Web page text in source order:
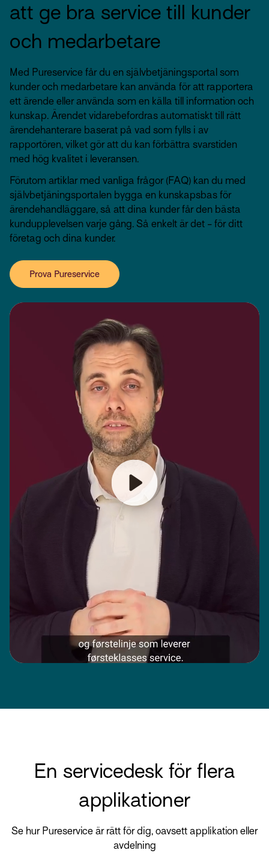
att ge bra service till kunder
och medarbetare
Med Pureservice får du en självbetjäningsportal som
kunder och medarbetare kan använda för att rapportera
ett ärende eller använda som en källa till information och
kunskap. Ärendet vidarebefordras automatiskt till rätt
ärendehanterare baserat på vad som fylls i av
rapportören, vilket gör att du kan förbättra svarstiden
med hög kvalitet i leveransen.
Förutom artiklar med vanliga frågor (FAQ) kan du med
självbetjäningsportalen bygga en kunskapsbas för
ärendehandläggare, så att dina kunder får den bästa
kundupplevelsen varje gång. Så enkelt är det - för ditt
företag och dina kunder.
Prova Pureservice
En servicedesk för flera
applikationer
Se hur Pureservice är rätt för dig, oavsett applikation eller
avdelning